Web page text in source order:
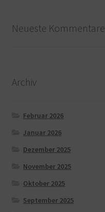
Neueste Kommentare
Archiv
Februar 2026
Januar 2026
Dezember 2025
November 2025
Oktober 2025
September 2025